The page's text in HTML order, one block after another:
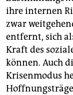
ihre internen
zwar
entfernt, sich
Kraft des
können. Auch
Krisenmodus